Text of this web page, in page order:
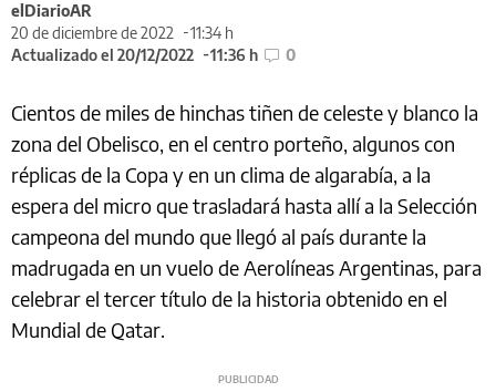
elDiarioAR
20 de diciembre de 2022
11:34 h
Actualizado el 20/12/2022
11:36 h 0
Cientos de miles de hinchas tiñen de celeste y blanco la
zona del Obelisco, en el centro porteño, algunos con
réplicas de la Copa y en un clima de algarabía, a la
espera del micro que trasladará hasta allí a la Selección
campeona del mundo que llegó al país durante la
madrugada en un vuelo de Aerolíneas Argentinas, para
celebrar el tercer título de la historia obtenido en el
Mundial de Qatar.